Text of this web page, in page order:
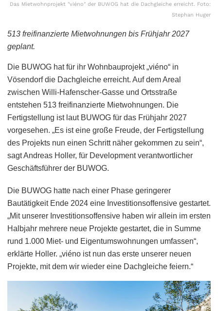
Das Mietwohnprojekt "viéno" der BUWOG hat die Dachgleiche erreicht. Foto:
Stephan Huger
513 freifinanzierte Mietwohnungen bis Frühjahr 2027
geplant.
Die BUWOG hat für ihr Wohnbauprojekt „viéno“ in
Vösendorf die Dachgleiche erreicht. Auf dem Areal
zwischen Willi-Hafenscher-Gasse und Ortsstraße
entstehen 513 freifinanzierte Mietwohnungen. Die
Fertigstellung ist laut BUWOG für das Frühjahr 2027
vorgesehen. „Es ist eine große Freude, der Fertigstellung
des Projekts nun einen Schritt näher gekommen zu sein“,
sagt Andreas Holler, für Development verantwortlicher
Geschäftsführer der BUWOG.
Die BUWOG hatte nach einer Phase geringerer
Bautätigkeit Ende 2024 eine Investitionsoffensive gestartet.
„Mit unserer Investitionsoffensive haben wir allein im ersten
Halbjahr mehrere neue Projekte gestartet, die in Summe
rund 1.000 Miet- und Eigentumswohnungen umfassen“,
erklärte Holler. „viéno ist nun das erste unserer neuen
Projekte, mit dem wir wieder eine Dachgleiche feiern.“